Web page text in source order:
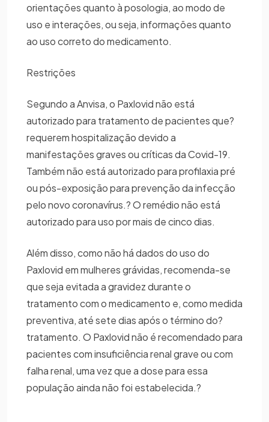
orientações quanto à posologia, ao modo de
uso e interações, ou seja, informações quanto
ao uso correto do medicamento.
Restrições
Segundo a Anvisa, o Paxlovid não está
autorizado para tratamento de pacientes que?
requerem hospitalização devido a
manifestações graves ou críticas da Covid-19.
Também não está autorizado para profilaxia pré
ou pós-exposição para prevenção da infecção
pelo novo coronavírus.? O remédio não está
autorizado para uso por mais de cinco dias.
Além disso, como não há dados do uso do
Paxlovid em mulheres grávidas, recomenda-se
que seja evitada a gravidez durante o
tratamento com o medicamento e, como medida
preventiva, até sete dias após o término do?
tratamento. O Paxlovid não é recomendado para
pacientes com insuficiência renal grave ou com
falha renal, uma vez que a dose para essa
população ainda não foi estabelecida.?